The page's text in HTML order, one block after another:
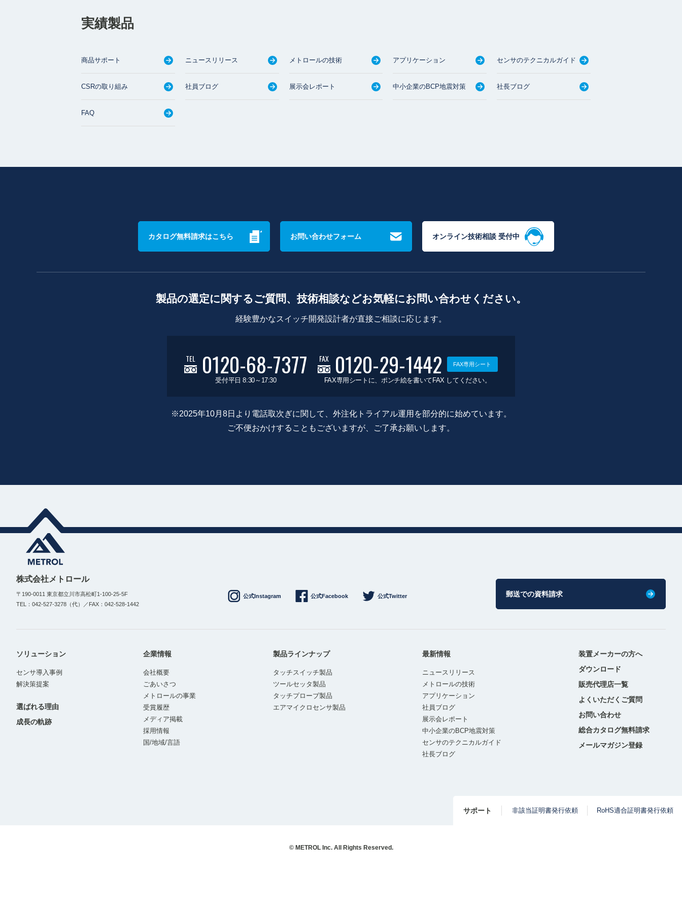
実績製品
商品サポート ニュースリリース メトロールの技術 アプリケーション センサのテクニカルガイド
CSRの取り組み 社員ブログ 展示会レポート 中小企業のBCP地震対策 社長ブログ
FAQ
カタログ無料請求はこちら お問い合わせフォーム オンライン技術相談 受付中
製品の選定に関するご質問、技術相談などお気軽にお問い合わせください。
経験豊かなスイッチ開発設計者が直接ご相談に応じます。
TEL 0120-68-7377
受付平日 8:30～17:30
FAX 0120-29-1442 FAX専用シート
FAX専用シートに、ポンチ絵を書いてFAX してください。
※2025年10月8日より電話取次ぎに関して、外注化トライアル運用を部分的に始めています。
ご不便おかけすることもございますが、ご了承お願いします。
株式会社メトロール
〒190-0011 東京都立川市高松町1-100-25-5F
TEL：042-527-3278（代）／FAX：042-528-1442
公式Instagram 公式Facebook 公式Twitter 郵送での資料請求
ソリューション
センサ導入事例
解決策提案
選ばれる理由
成長の軌跡
企業情報
会社概要
ごあいさつ
メトロールの事業
受賞履歴
メディア掲載
採用情報
国/地域/言語
製品ラインナップ
タッチスイッチ製品
ツールセッタ製品
タッチプローブ製品
エアマイクロセンサ製品
最新情報
ニュースリリース
メトロールの技術
アプリケーション
社員ブログ
展示会レポート
中小企業のBCP地震対策
センサのテクニカルガイド
社長ブログ
装置メーカーの方へ
ダウンロード
販売代理店一覧
よくいただくご質問
お問い合わせ
総合カタログ無料請求
メールマガジン登録
サポート 非該当証明書発行依頼 RoHS適合証明書発行依頼
© METROL Inc. All Rights Reserved.